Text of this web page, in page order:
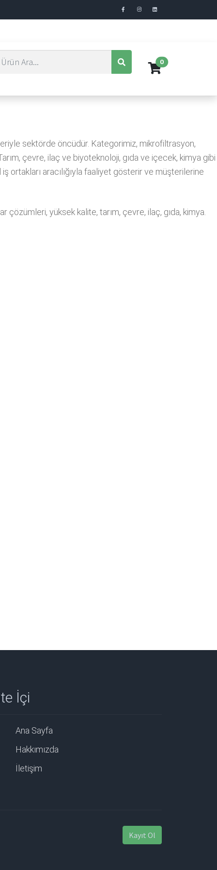
0
sektörde öncüdür. Kategorimiz, mikrofiltrasyon,
çevre, ilaç ve biyoteknoloji, gıda ve içecek, kimya gibi
ortakları aracılığıyla faaliyet gösterir ve müşterilerine
yüksek kalite, tarım, çevre, ilaç, gıda, kimya.
İçi
Ana Sayfa
Hakkımızda
İletişim
Kayıt Ol